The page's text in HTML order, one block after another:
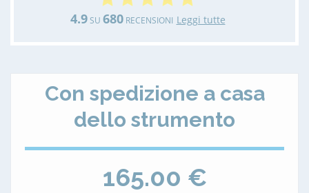
4.9SU 680RECENSIONI Leggi tutte
Con spedizione a casa
dello strumento
165.00 €